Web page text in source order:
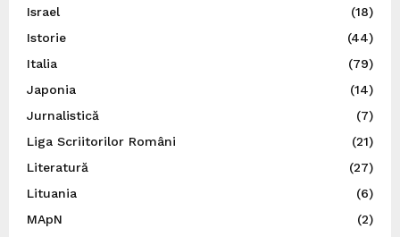
Israel
(18)
Istorie
(44)
Italia
(79)
Japonia
(14)
Jurnalistică
(7)
Liga Scriitorilor Români
(21)
Literatură
(27)
Lituania
(6)
MApN
(2)